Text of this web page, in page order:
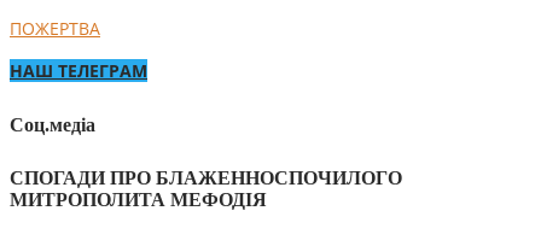
ПОЖЕРТВА
НАШ ТЕЛЕГРАМ
Соц.медіа
СПОГАДИ ПРО БЛАЖЕННОСПОЧИЛОГО
МИТРОПОЛИТА МЕФОДІЯ